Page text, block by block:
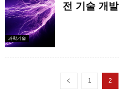
과학기술
전 기술 개발
1 2